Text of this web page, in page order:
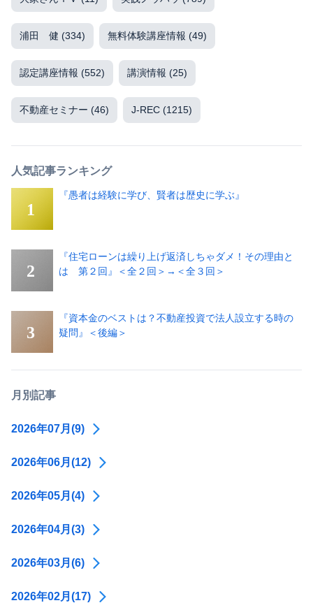
浦田 健 (334) 無料体験講座情報 (49)
認定講座情報 (552) 講演情報 (25)
不動産セミナー (46) J-REC (1215)
人気記事ランキング
『愚者は経験に学び、賢者は歴史に学ぶ』
『住宅ローンは繰り上げ返済しちゃダメ！その理由と
は 第２回』＜全２回＞→＜全３回＞
『資本金のベストは？不動産投資で法人設立する時の
疑問』＜後編＞
月別記事
2026年07月(9)
2026年06月(12)
2026年05月(4)
2026年04月(3)
2026年03月(6)
2026年02月(17)